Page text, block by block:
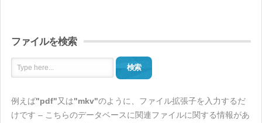
ファイルを検索
検索
例えば"pdf"又は"mkv"のように、ファイル拡張子を入力するだ
けです – こちらのデータベースに関連ファイルに関する情報があ